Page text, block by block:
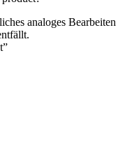
analoges Bearbeiten